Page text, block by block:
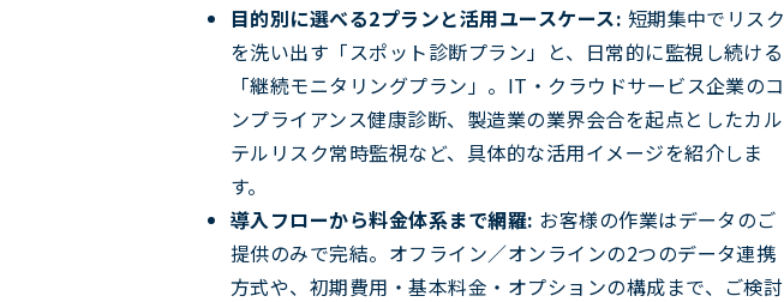
目的別に選べる2プランと活用ユースケース: 短期集中でリスク
を洗い出す「スポット診断プラン」と、日常的に監視し続ける
「継続モニタリングプラン」。IT・クラウドサービス企業のコ
ンプライアンス健康診断、製造業の業界会合を起点としたカル
テルリスク常時監視など、具体的な活用イメージを紹介しま
す。
導入フローから料金体系まで網羅: お客様の作業はデータのご
提供のみで完結。オフライン／オンラインの2つのデータ連携
方式や、初期費用・基本料金・オプションの構成まで、ご検討